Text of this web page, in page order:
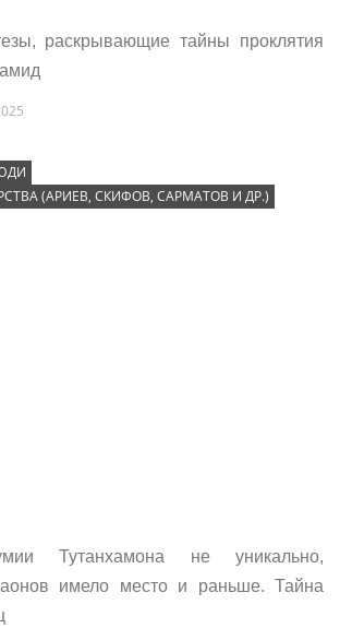
раскрывающие тайны проклятия
(АРИЕВ, СКИФОВ, САРМАТОВ И ДР.)
Тутанхамона не уникально,
имело место и раньше. Тайна